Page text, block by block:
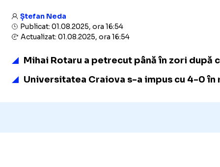
Ștefan Neda
Publicat: 01.08.2025, ora 16:54
Actualizat: 01.08.2025, ora 16:54
Mihai Rotaru a petrecut până în zori după
Universitatea Craiova s-a impus cu 4-0 în